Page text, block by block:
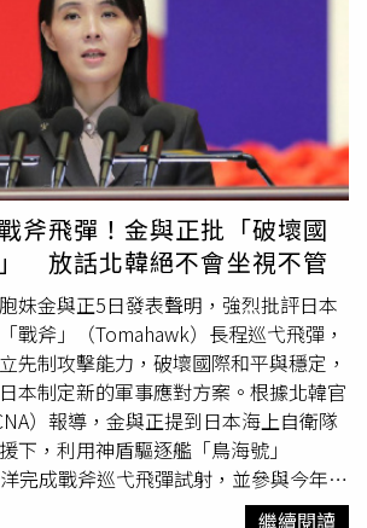
斧飛彈！金與正批「破壞國
放話北韓絕不會坐視不管
妹金與正5日發表聲明，強烈批評日本
戰斧」（Tomahawk）長程巡弋飛彈，
先制攻擊能力，破壞國際和平與穩定，
本制定新的軍事應對方案。根據北韓官
）報導，金與正提到日本海上自衛隊
下，利用神盾驅逐艦「鳥海號」
洋完成戰斧巡弋飛彈試射，並參與今年5
律賓舉行的聯合軍事演習，顯示日本正
繼續閱讀